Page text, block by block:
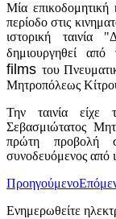
Μία επικοδομητική
περίοδο στις
ιστορική
δημιουργηθεί από
films του
Μητροπόλεως
Την ταινία είχε
Σεβασμιώτατος
πρώτη προβολή
συνοδευόμενος από
Προηγούμενο
Ενημερωθείτε